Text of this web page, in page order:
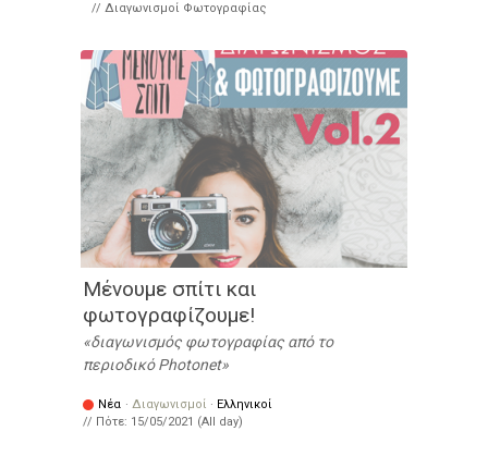
Διαγωνισμοί Φωτογραφίας
Μένουμε σπίτι και
φωτογραφίζουμε!
διαγωνισμός φωτογραφίας από το
περιοδικό Photonet
Νέα · Διαγωνισμοί · Ελληνικοί
// Πότε: 15/05/2021 (All day)